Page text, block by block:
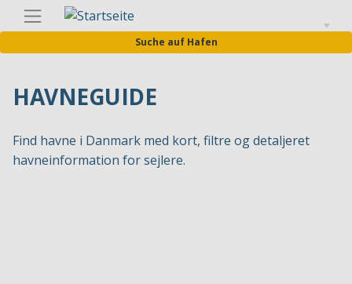
Direkt
zum
Inhalt
Suche auf Hafen
HAVNEGUIDE
Find havne i Danmark med kort, filtre og detaljeret
havneinformation for sejlere.